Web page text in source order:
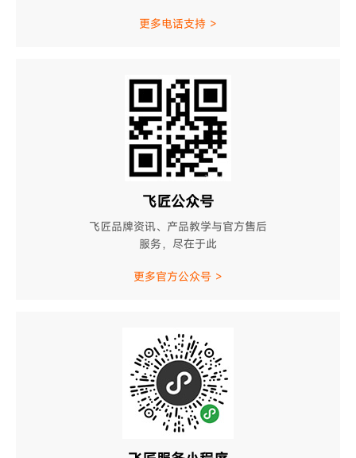
更多电话支持 >
飞匠公众号
飞匠品牌资讯、产品教学与官方售后
服务，尽在于此
更多官方公众号 >